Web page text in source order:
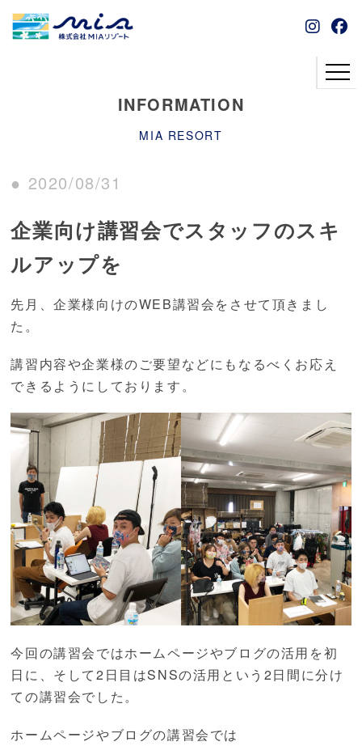
INFORMATION
MIA RESORT
● 2020/08/31
企業向け講習会でスタッフのスキ
ルアップを
先月、企業様向けのWEB講習会をさせて頂きまし
た。
講習内容や企業様のご要望などにもなるべくお応え
できるようにしております。
今回の講習会ではホームページやブログの活用を初
日に、そして2日目はSNSの活用という2日間に分け
ての講習会でした。
ホームページやブログの講習会では